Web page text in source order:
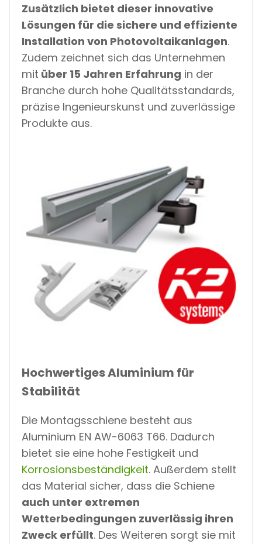
Zusätzlich bietet dieser innovative
Lösungen für die sichere und effiziente
Installation von Photovoltaikanlagen.
Zudem zeichnet sich das Unternehmen
mit über 15 Jahren Erfahrung in der
Branche durch hohe Qualitätsstandards,
präzise Ingenieurskunst und zuverlässige
Produkte aus.
Hochwertiges Aluminium für
Stabilität
Die Montagsschiene besteht aus
Aluminium EN AW-6063 T66. Dadurch
bietet sie eine hohe Festigkeit und
Korrosionsbeständigkeit. Außerdem stellt
das Material sicher, dass die Schiene
auch unter extremen
Wetterbedingungen zuverlässig ihren
Zweck erfüllt. Des Weiteren sorgt sie mit